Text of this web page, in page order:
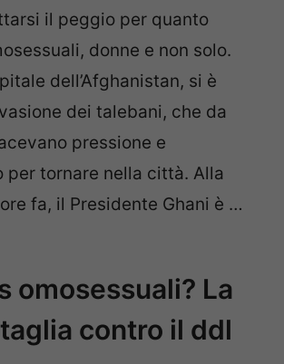
il peggio per quanto
donne e non solo.
dell’Afghanistan, si è
dei talebani, che da
pressione e
per tornare nella città. Alla
fa, il Presidente Ghani è …
omosessuali? La
contro il ddl